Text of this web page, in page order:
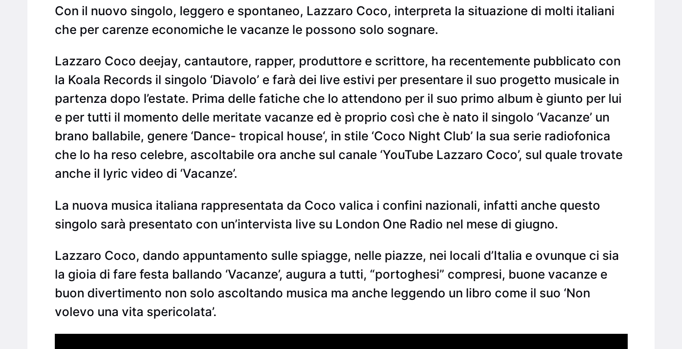
Con il nuovo singolo, leggero e spontaneo, Lazzaro Coco, interpreta la situazione di molti italiani
che per carenze economiche le vacanze le possono solo sognare.
Lazzaro Coco deejay, cantautore, rapper, produttore e scrittore, ha recentemente pubblicato con
la Koala Records il singolo ‘Diavolo’ e farà dei live estivi per presentare il suo progetto musicale in
partenza dopo l’estate. Prima delle fatiche che lo attendono per il suo primo album è giunto per lui
e per tutti il momento delle meritate vacanze ed è proprio così che è nato il singolo ‘Vacanze’ un
brano ballabile, genere ‘Dance- tropical house‘, in stile ‘Coco Night Club’ la sua serie radiofonica
che lo ha reso celebre, ascoltabile ora anche sul canale ‘YouTube Lazzaro Coco’, sul quale trovate
anche il lyric video di ‘Vacanze’.
La nuova musica italiana rappresentata da Coco valica i confini nazionali, infatti anche questo
singolo sarà presentato con un’intervista live su London One Radio nel mese di giugno.
Lazzaro Coco, dando appuntamento sulle spiagge, nelle piazze, nei locali d’Italia e ovunque ci sia
la gioia di fare festa ballando ‘Vacanze’, augura a tutti, “portoghesi” compresi, buone vacanze e
buon divertimento non solo ascoltando musica ma anche leggendo un libro come il suo ‘Non
volevo una vita spericolata’.